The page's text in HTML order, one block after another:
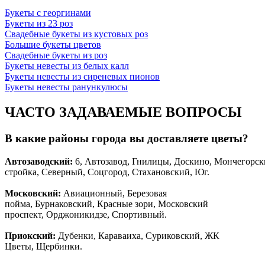
Букеты с георгинами
Букеты из 23 роз
Свадебные букеты из кустовых роз
Большие букеты цветов
Свадебные букеты из роз
Букеты невесты из белых калл
Букеты невесты из сиреневых пионов
Букеты невесты ранункулюсы
ЧАСТО ЗАДАВАЕМЫЕ ВОПРОСЫ
В какие районы города вы доставляете цветы?
Автозаводский: 6, Автозавод, Гнилицы, Доскино,
стройка, Северный, Соцгород, Стахановский, Юг.
Московский: Авиационный, Березовая
пойма, Бурнаковский, Красные зори, Московский
проспект, Орджоникидзе, Спортивный.
Приокский: Дубенки, Караваиха, Суриковский, ЖК
Цветы, Щербинки.